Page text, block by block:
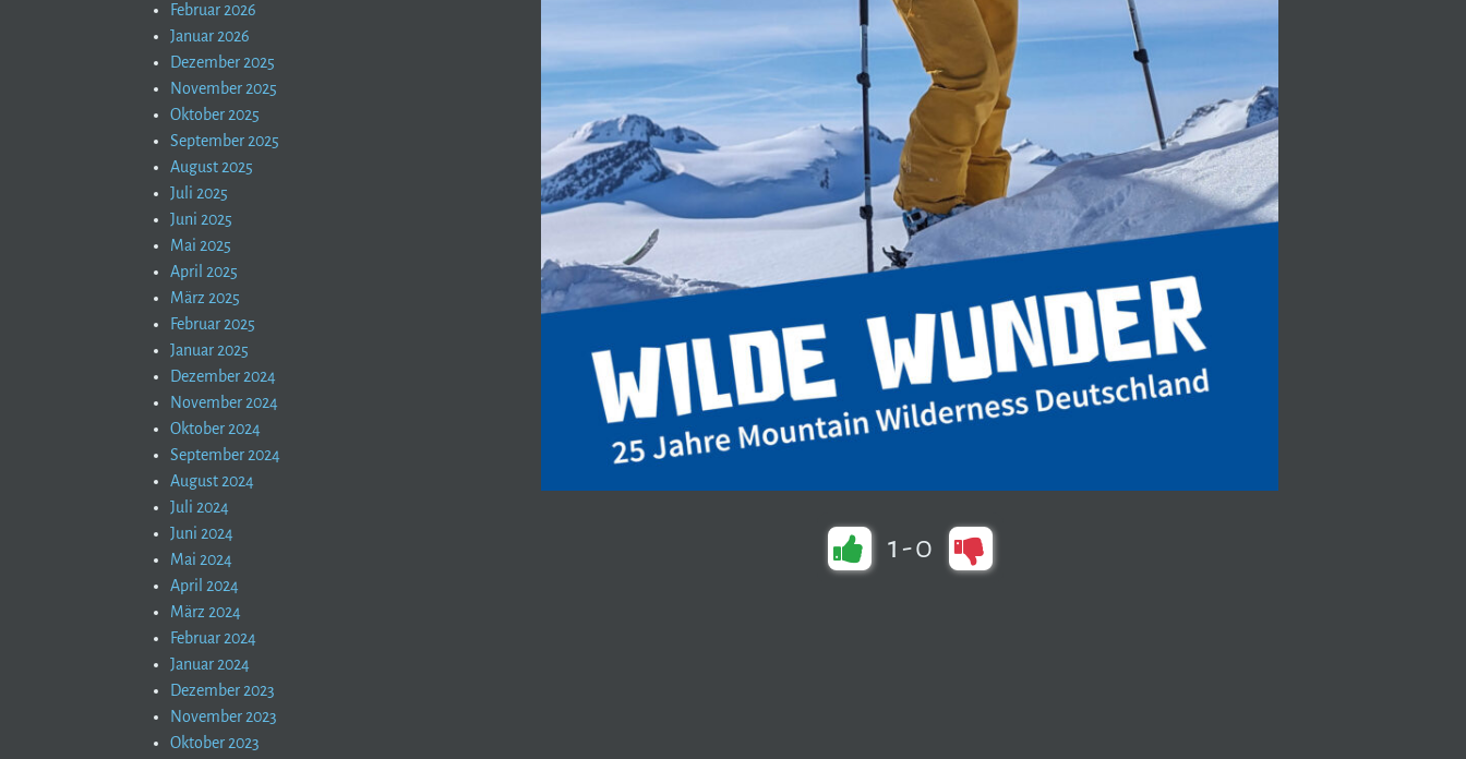
1 -0
Februar 2026
Januar 2026
Dezember 2025
November 2025
Oktober 2025
September 2025
August 2025
Juli 2025
Juni 2025
Mai 2025
April 2025
März 2025
Februar 2025
Januar 2025
Dezember 2024
November 2024
Oktober 2024
September 2024
August 2024
Juli 2024
Juni 2024
Mai 2024
April 2024
März 2024
Februar 2024
Januar 2024
Dezember 2023
November 2023
Oktober 2023